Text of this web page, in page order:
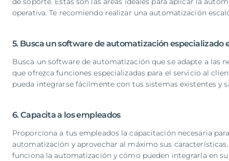
operativa. Te recomiendo realizar una automatización
5. Busca un software de automatización especializado
Busca un software de automatización que se adapte a las
que ofrezca funciones especializadas para el servicio al
pueda integrarse fácilmente con tus sistemas existentes y
6. Capacita a los empleados
Proporciona a tus empleados la capacitación necesaria
automatización y aprovechar al máximo sus
funciona la automatización y cómo pueden integrarla en